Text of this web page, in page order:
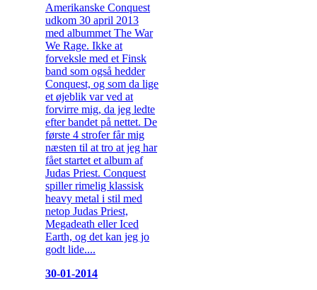
Amerikanske Conquest
udkom 30 april 2013
med albummet The War
We Rage. Ikke at
forveksle med et Finsk
band som også hedder
Conquest, og som da lige
et øjeblik var ved at
forvirre mig, da jeg ledte
efter bandet på nettet. De
første 4 strofer får mig
næsten til at tro at jeg har
fået startet et album af
Judas Priest. Conquest
spiller rimelig klassisk
heavy metal i stil med
netop Judas Priest,
Megadeath eller Iced
Earth, og det kan jeg jo
godt lide....
30-01-2014